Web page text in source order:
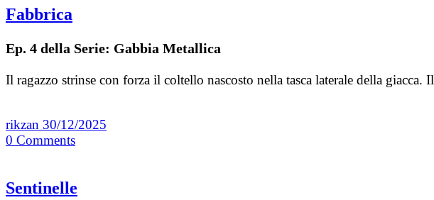
Fabbrica
Ep. 4 della Serie: Gabbia Metallica
Il ragazzo strinse con forza il coltello nascosto nella tasca laterale della
rikzan 30/12/2025
0 Comments
Sentinelle